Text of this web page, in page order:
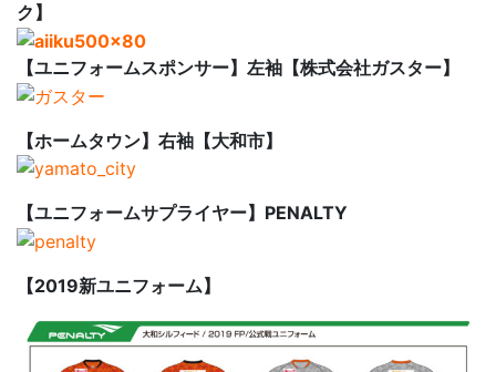
ク】
【ユニフォームスポンサー】左袖【株式会社ガスター】
【ホームタウン】右袖【大和市】
【ユニフォームサプライヤー】PENALTY
【2019新ユニフォーム】